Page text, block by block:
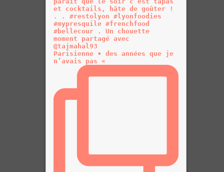
Parisienne • des années que je
n’avais pas «